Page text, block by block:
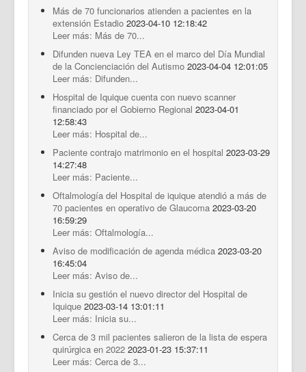
Más de 70 funcionarios atienden a pacientes en la
extensión Estadio 2023-04-10 12:18:42
Leer más: Más de 70...
Difunden nueva Ley TEA en el marco del Día Mundial
de la Concienciación del Autismo 2023-04-04 12:01:05
Leer más: Difunden...
Hospital de Iquique cuenta con nuevo scanner
financiado por el Gobierno Regional 2023-04-01
12:58:43
Leer más: Hospital de...
Paciente contrajo matrimonio en el hospital 2023-03-29
14:27:48
Leer más: Paciente...
Oftalmología del Hospital de iquique atendió a más de
70 pacientes en operativo de Glaucoma 2023-03-20
16:59:29
Leer más: Oftalmología...
Aviso de modificación de agenda médica 2023-03-20
16:45:04
Leer más: Aviso de...
Inicia su gestión el nuevo director del Hospital de
Iquique 2023-03-14 13:01:11
Leer más: Inicia su...
Cerca de 3 mil pacientes salieron de la lista de espera
quirúrgica en 2022 2023-01-23 15:37:11
Leer más: Cerca de 3...